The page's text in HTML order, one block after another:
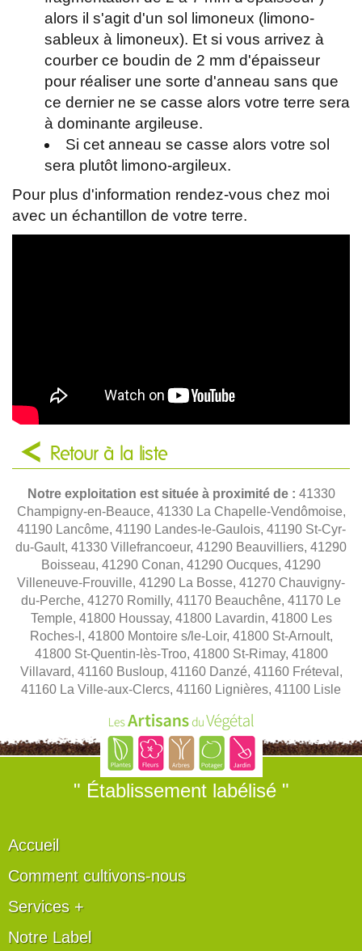
alors il s'agit d'un sol limoneux (limono-
sableux à limoneux). Et si vous arrivez à
courber ce boudin de 2 mm d'épaisseur
pour réaliser une sorte d'anneau sans que
ce dernier ne se casse alors votre terre sera
à dominante argileuse.
Si cet anneau se casse alors votre sol
sera plutôt limono-argileux.
Pour plus d'information rendez-vous chez moi
avec un échantillon de votre terre.
Retour à la liste
Notre exploitation est située à proximité de : 41330
Champigny-en-Beauce, 41330 La Chapelle-Vendômoise,
41190 Lancôme, 41190 Landes-le-Gaulois, 41190 St-Cyr-
du-Gault, 41330 Villefrancoeur, 41290 Beauvilliers, 41290
Boisseau, 41290 Conan, 41290 Oucques, 41290
Villeneuve-Frouville, 41290 La Bosse, 41270 Chauvigny-
du-Perche, 41270 Romilly, 41170 Beauchêne, 41170 Le
Temple, 41800 Houssay, 41800 Lavardin, 41800 Les
Roches-l, 41800 Montoire s/le-Loir, 41800 St-Arnoult,
41800 St-Quentin-lès-Troo, 41800 St-Rimay, 41800
Villavard, 41160 Busloup, 41160 Danzé, 41160 Fréteval,
41160 La Ville-aux-Clercs, 41160 Lignières, 41100 Lisle
" Établissement labélisé "
Accueil
Comment cultivons-nous
Services +
Notre Label